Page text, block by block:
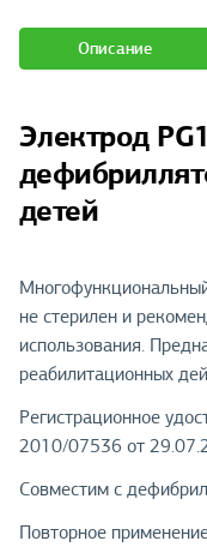
Описание
Электрод
детей
не стерилен и
использования.
реабилитационных
Регистрационное
2010/07536 от
Совместим с
Повторное